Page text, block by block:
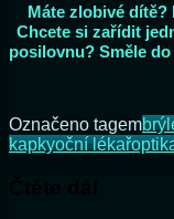
Máte zlobivé dítě?
Chcete si zařídit
posilovnu? Směle
Označeno tagem
kapkyoční lékař